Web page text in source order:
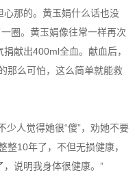
心那的。黄玉娟什么话也没
圈。黄玉娟像往常一样再次
献出400ml全血。献血后，
那么可怕，这么简单就能救
人觉得她很“傻”，劝她不要
整10年了，不但无损健康，
说明我身体很健康。”